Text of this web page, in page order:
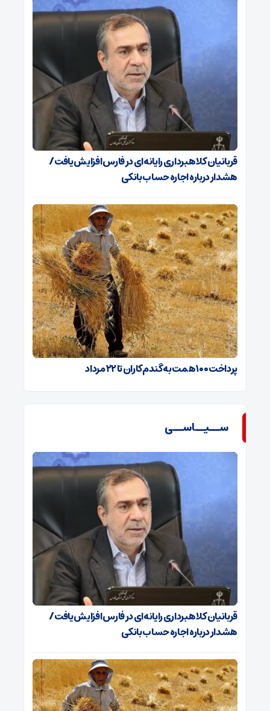
قربانیان کلاهبرداری رایانه‌ای در فارس افزایش یافت/
هشدار درباره اجاره حساب بانکی
پرداخت ۱۰۰ همت به گندم‌کاران تا ۲۲ مرداد
ســیــاســی
قربانیان کلاهبرداری رایانه‌ای در فارس افزایش یافت/
هشدار درباره اجاره حساب بانکی